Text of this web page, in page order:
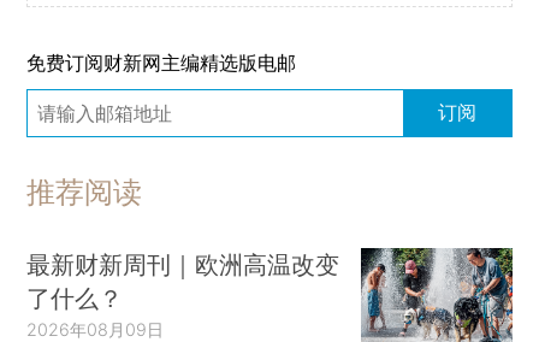
免费订阅财新网主编精选版电邮
订阅
推荐阅读
最新财新周刊｜欧洲高温改变
了什么？
2026年08月09日